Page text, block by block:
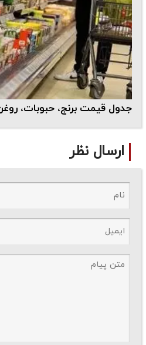
جدول قیمت برنج، حبوبات،
ارسال نظر